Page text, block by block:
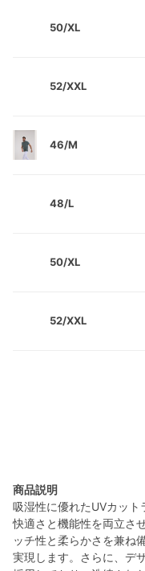
50/XL
52/XXL
46/M
48/L
50/XL
52/XXL
商品説明
吸湿性に優れたUVカット
快適さと機能性を両立さ
ッチ性と柔らかさを兼ね
実現します。さらに、デ